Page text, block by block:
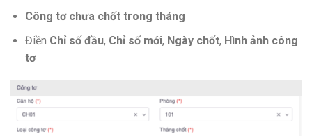
Công tơ chưa chốt trong tháng
Điền Chỉ số đầu, Chỉ số mới, Ngày chốt, Hình ảnh công
tơ